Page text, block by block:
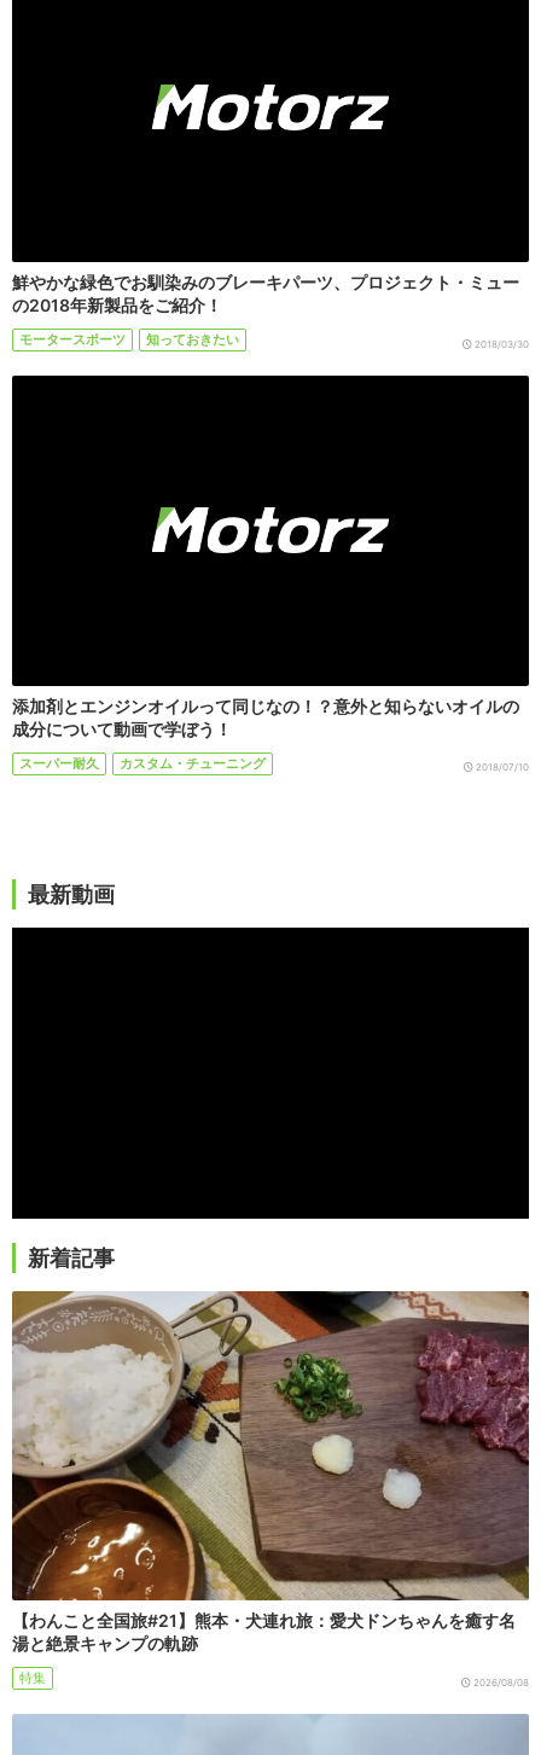
鮮やかな緑色でお馴染みのブレーキパーツ、プロジェクト・ミュー
の2018年新製品をご紹介！
モータースポーツ 知っておきたい 2018/03/30
添加剤とエンジンオイルって同じなの！？意外と知らないオイルの
成分について動画で学ぼう！
スーパー耐久 カスタム・チューニング 2018/07/10
最新動画
新着記事
【わんこと全国旅#21】熊本・犬連れ旅：愛犬ドンちゃんを癒す名
湯と絶景キャンプの軌跡
特集 2026/08/08